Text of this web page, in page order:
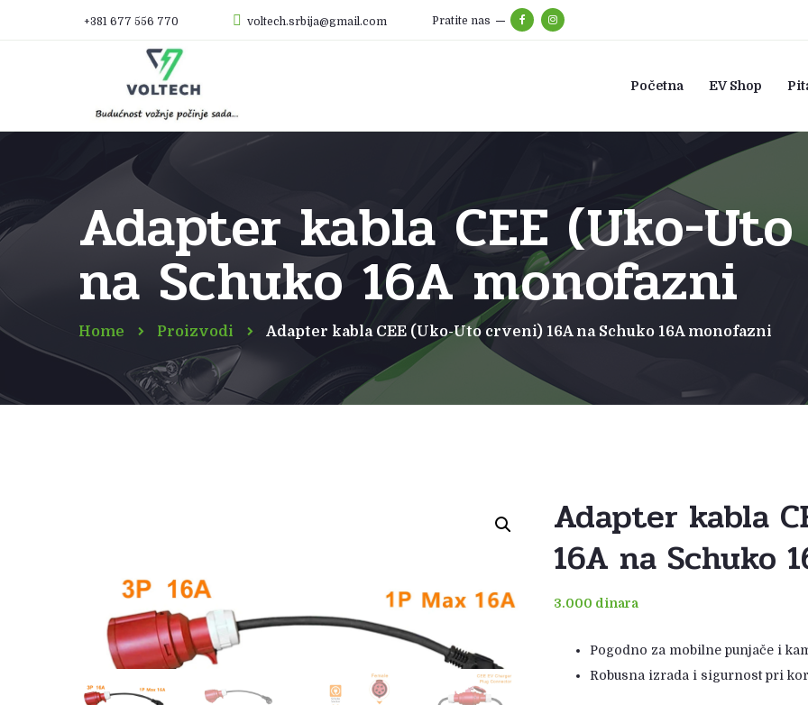
+381 677 556 770 voltech.srbija@gmail.com Pratite nas
Početna EV Shop
Adapter kabla CEE (Uko-
na Schuko 16A monofazni
Home Proizvodi Adapter kabla CEE (Uko-Uto crveni) 16A na Schuko 16A monofazni
Adapter kabla
16A na Schuko
3.000 dinara
Pogodno za mobilne punjače i
Robusna izrada i sigurnost pri